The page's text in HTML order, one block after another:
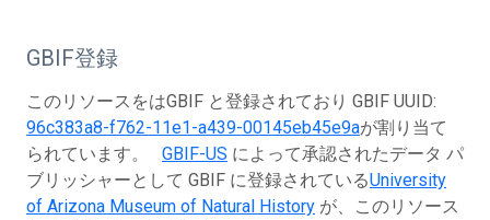
GBIF登録
このリソースをはGBIF と登録されており GBIF UUID:
96c383a8-f762-11e1-a439-00145eb45e9aが割り当て
られています。 GBIF-US によって承認されたデータ パ
ブリッシャーとして GBIF に登録されているUniversity
of Arizona Museum of Natural History が、このリソース